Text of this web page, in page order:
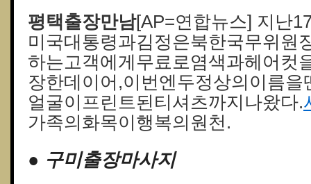
평택출장만남[AP=연합뉴스] 지난
미국대통령과김정은북한국무위원
하는고객에게무료로염색과헤어컷
장한데이어,이번엔두정상의이름을
얼굴이프린트된티셔츠까지나왔다.
가족의화목이행복의원천.
● 구미출장마사지